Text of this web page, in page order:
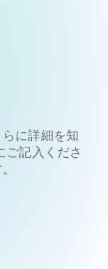
に詳細を知
ご記入くださ